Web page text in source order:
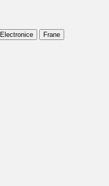
Electronice
Frane